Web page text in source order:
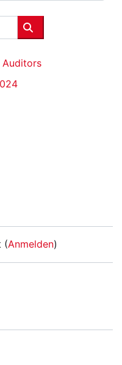
Kurse suchen
Auditors
(Anmelden)